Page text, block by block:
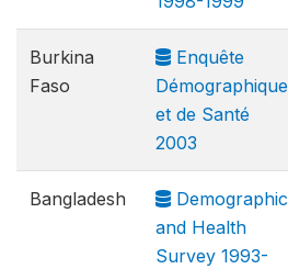
Burkina
Faso
Enquête
Démographique
et de Santé
2003
Bangladesh
Demographic
and Health
Survey 1993-